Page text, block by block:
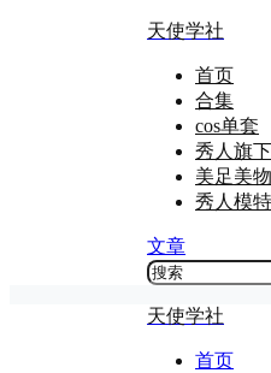
天使学社
首页
合集
cos单套
秀人旗下
美足美物
秀人模
文章
天使学社
首页